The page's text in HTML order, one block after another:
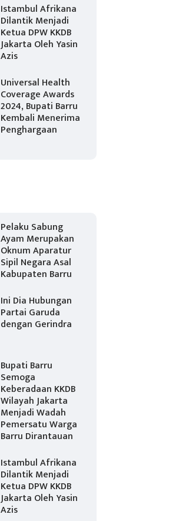
Istambul Afrikana
Dilantik Menjadi
Ketua DPW KKDB
Jakarta Oleh Yasin
Azis
Universal Health
Coverage Awards
2024, Bupati Barru
Kembali Menerima
Penghargaan
Pelaku Sabung
Ayam Merupakan
Oknum Aparatur
Sipil Negara Asal
Kabupaten Barru
Ini Dia Hubungan
Partai Garuda
dengan Gerindra
Bupati Barru
Semoga
Keberadaan KKDB
Wilayah Jakarta
Menjadi Wadah
Pemersatu Warga
Barru Dirantauan
Istambul Afrikana
Dilantik Menjadi
Ketua DPW KKDB
Jakarta Oleh Yasin
Azis